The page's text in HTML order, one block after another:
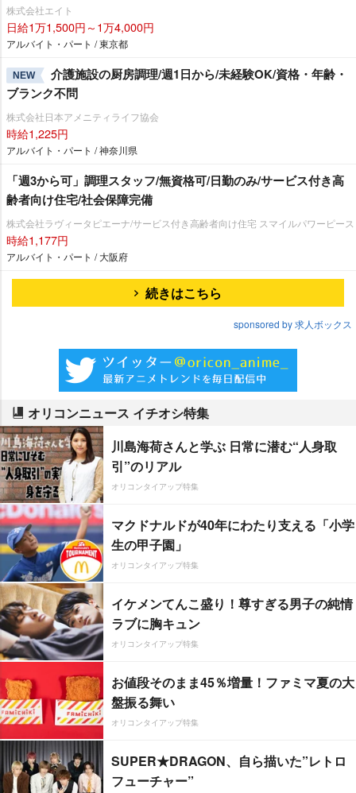
株式会社エイト
日給1万1,500円～1万4,000円
アルバイト・パート / 東京都
NEW
介護施設の厨房調理/週1日から/未経験OK/資格・年齢・
ブランク不問
株式会社日本アメニティライフ協会
時給1,225円
アルバイト・パート / 神奈川県
「週3から可」調理スタッフ/無資格可/日勤のみ/サービス付き高
齢者向け住宅/社会保障完備
株式会社ラヴィータピエーナ/サービス付き高齢者向け住宅 スマイルパワーピース
時給1,177円
アルバイト・パート / 大阪府
続きはこちら
sponsored by 求人ボックス
オリコンニュース イチオシ特集
川島海荷さんと学ぶ 日常に潜む“人身取
引”のリアル
オリコンタイアップ特集
マクドナルドが40年にわたり支える「小学
生の甲子園」
オリコンタイアップ特集
イケメンてんこ盛り！尊すぎる男子の純情
ラブに胸キュン
オリコンタイアップ特集
お値段そのまま45％増量！ファミマ夏の大
盤振る舞い
オリコンタイアップ特集
SUPER★DRAGON、自ら描いた”レトロ
フューチャー”